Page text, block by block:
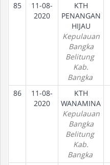
85
11-08-
2020
KTH
PENANGAN
HIJAU
Kepulauan
Bangka
Belitung
Kab.
Bangka
86
11-08-
2020
KTH
WANAMINA
Kepulauan
Bangka
Belitung
Kab.
Bangka